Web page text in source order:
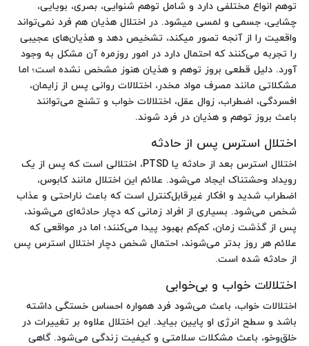
توهم انواع مختلفی دارد و شامل توهم شنوایی، بصری، بویایی،
چشایی، جسمی و لمسی می‎شود. در اختلال هذیان هم فرد نمی‌تواند
واقعیت را از آنجه تصور می‎کند، تشخیص دهد و هذیان‌های عجیبی
را تجربه می‌کنند که احتمال دارد در امور روزمره آن مشکل به وجود
آورد. دلیل قطعی بروز توهم و هذیان هنوز مشخص نشده است؛ اما
مشکلاتی مانند مصرف مواد مخدر، اختلالات روانی پس از زایمان،
افسردگی، اضطراب، زوال عقل، اختلالات خواب و تشنج می‌توانند
باعث بروز توهم و هذیان در فرد شوند.
اختلال استرس پس از حادثه
اختلال استرس بعد از حادثه یا PTSD، اختلالی است که پس از یک
رویداد وحشتناک ایجاد می‌شود. علائم این اختلال مانند کابوس،
اضطراب شدید و افکار غیرقابل‌کنترل است که باعث ناراحتی و عذاب
شخص می‌شود. بسیاری از افراد زمانی که دچار حادثه‌ای می‌شوند،
پس از گذشت زمان، کم‌کم بهبود پیدا می‌کنند؛ اما در مواقعی که
علائم هر روز بدتر می‌شوند، احتمال شخص دچار اختلال استرس پس
از حادثه شده است.
اختلالات خواب و بی‌خوابی
اختلالات خواب، باعث می‌شود فرد همواره احساس خستگی داشته
باشد و سطح انرژی او پایین بیاید. این اختلال علاوه بر تغییرات در
خلق‌وخو، باعث مشکلات سلامتی و کیفیت زندگی می‌شود. گاهی